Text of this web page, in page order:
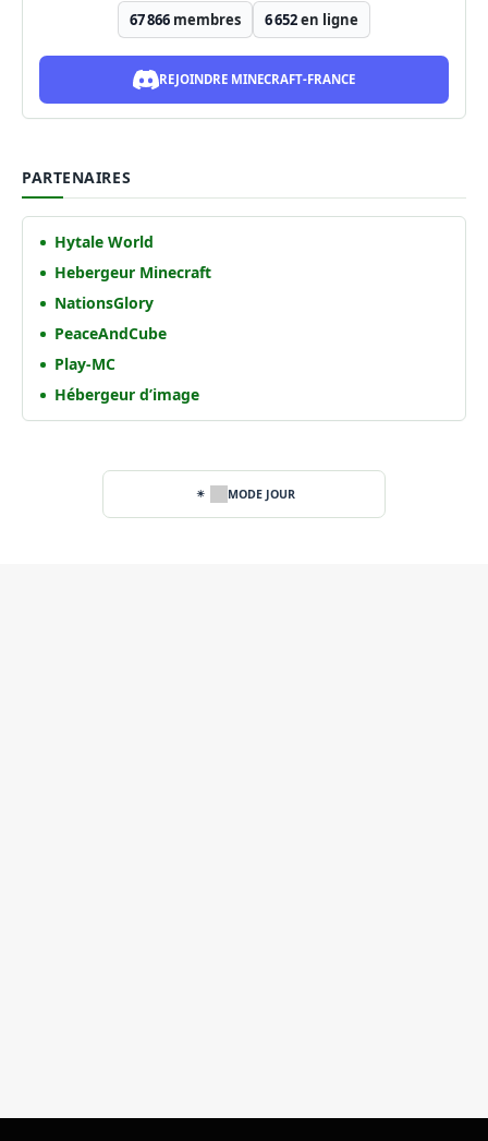
67 866 membres 6 652en ligne
REJOINDRE MINECRAFT-FRANCE
PARTENAIRES
Hytale World
Hebergeur Minecraft
NationsGlory
PeaceAndCube
Play-MC
Hébergeur d’image
MODE JOUR